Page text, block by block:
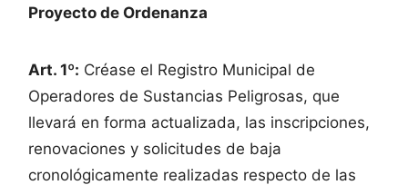
Proyecto de Ordenanza
Art. 1º: Créase el Registro Municipal de
Operadores de Sustancias Peligrosas, que
llevará en forma actualizada, las inscripciones,
renovaciones y solicitudes de baja
cronológicamente realizadas respecto de las